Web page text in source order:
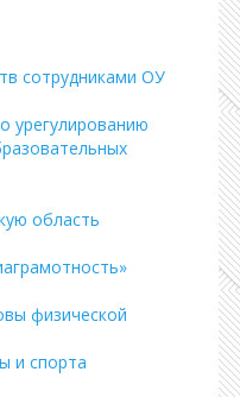
сотрудниками ОУ
урегулированию
область
физической
и спорта